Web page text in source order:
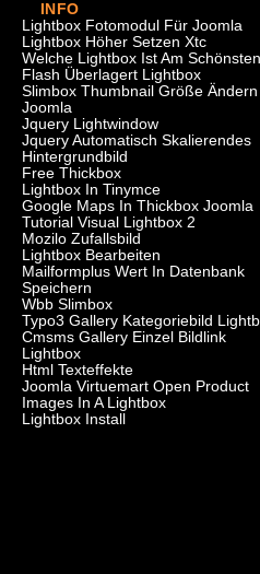
INFO
Lightbox Fotomodul Für Joomla
Lightbox Höher Setzen Xtc
Welche Lightbox Ist Am Schönsten
Flash Überlagert Lightbox
Slimbox Thumbnail Größe Ändern
Joomla
Jquery Lightwindow
Jquery Automatisch Skalierendes
Hintergrundbild
Free Thickbox
Lightbox In Tinymce
Google Maps In Thickbox Joomla
Tutorial Visual Lightbox 2
Mozilo Zufallsbild
Lightbox Bearbeiten
Mailformplus Wert In Datenbank
Speichern
Wbb Slimbox
Typo3 Gallery Kategoriebild
Cmsms Gallery Einzel Bildlink
Lightbox
Html Texteffekte
Joomla Virtuemart Open Product
Images In A Lightbox
Lightbox Install